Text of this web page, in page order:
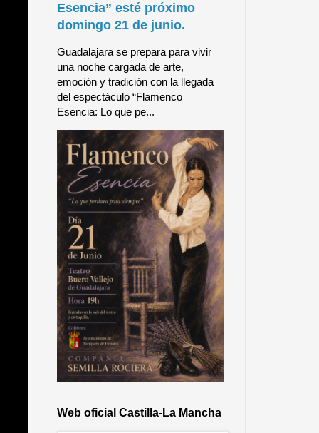
Esencia” esté próximo
domingo 21 de junio.
Guadalajara se prepara para vivir
una noche cargada de arte,
emoción y tradición con la llegada
del espectáculo “Flamenco
Esencia: Lo que pe...
Web oficial Castilla-La Mancha